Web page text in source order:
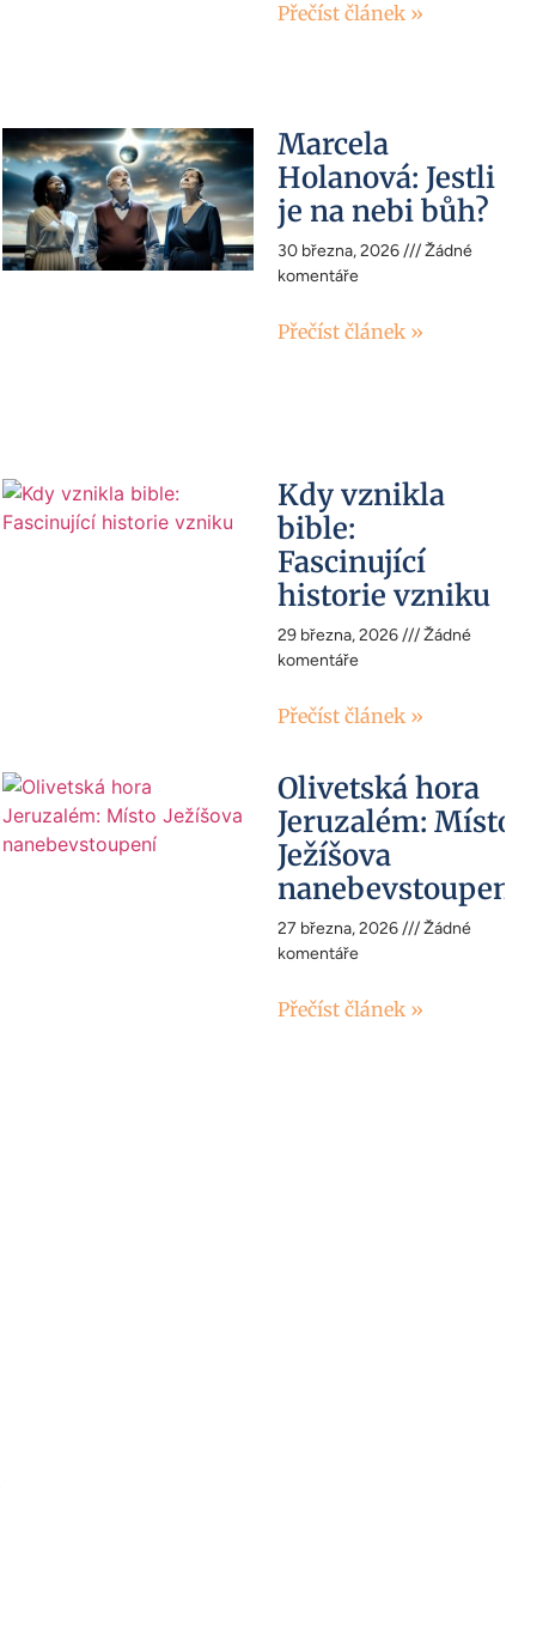
Přečíst článek »
Marcela
Holanová: Jestli
je na nebi bůh?
30 března, 2026
Žádné
komentáře
Přečíst článek »
Kdy vznikla
bible:
Fascinující
historie vzniku
29 března, 2026
Žádné
komentáře
Přečíst článek »
Olivetská hora
Jeruzalém: Místo
Ježíšova
nanebevstoupení
27 března, 2026
Žádné
komentáře
Přečíst článek »